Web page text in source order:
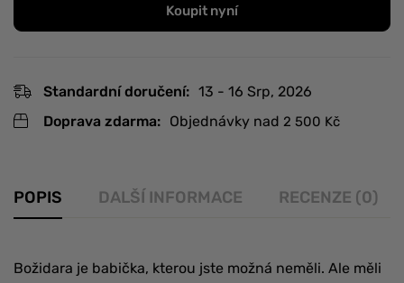
Koupit nyní
Standardní doručení: 13 - 16 Srp, 2026
Doprava zdarma: Objednávky nad 2 500 Kč
POPIS DALŠÍ INFORMACE RECENZE (0)
Božidara je babička, kterou jste možná neměli. Ale měli